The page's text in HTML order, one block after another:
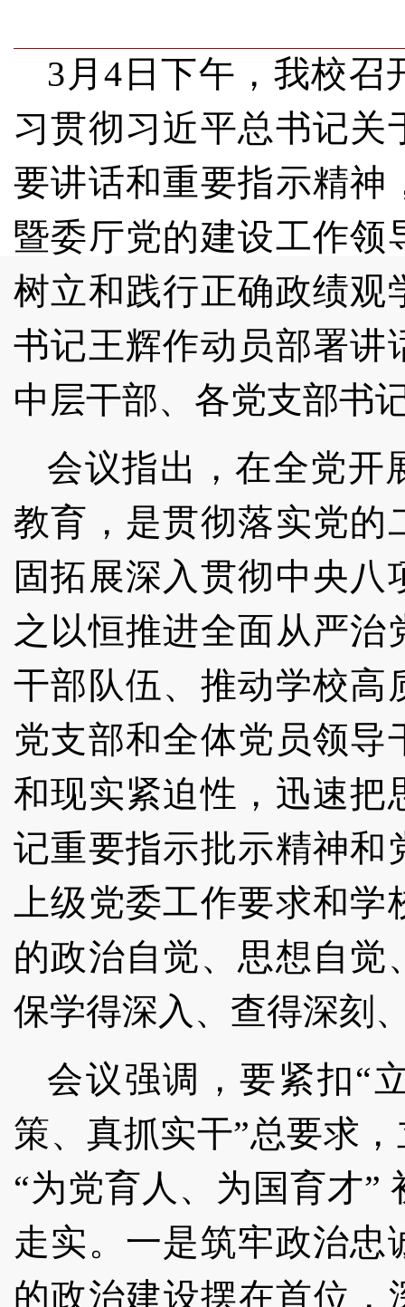
3月4日下午，我校召
习贯彻习近平总书记关
要讲话和重要指示精神
暨委厅党的建设工作领
树立和践行正确政绩观
书记王辉作动员部署讲
中层干部、各党支部书
会议指出，在全党开
教育，是贯彻落实党的
固拓展深入贯彻中央
之以恒推进全面从严
干部队伍、推动学校高
党支部和全体党员领
和现实紧迫性，迅速把
记重要指示批示精神和
上级党委工作要求和学
的政治自觉、思想自觉
保学得深入、查得深刻
会议强调，要紧扣“
策、真抓实干”总要求
“为党育人、为国育才”
走实。一是筑牢政治
的政治建设摆在首位，